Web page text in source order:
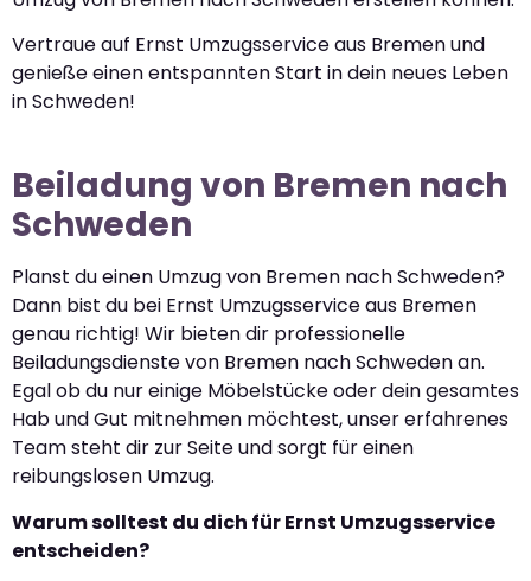
Vertraue auf Ernst Umzugsservice aus Bremen und
genieße einen entspannten Start in dein neues Leben
in Schweden!
Beiladung von Bremen nach
Schweden
Planst du einen Umzug von Bremen nach Schweden?
Dann bist du bei Ernst Umzugsservice aus Bremen
genau richtig! Wir bieten dir professionelle
Beiladungsdienste von Bremen nach Schweden an.
Egal ob du nur einige Möbelstücke oder dein gesamtes
Hab und Gut mitnehmen möchtest, unser erfahrenes
Team steht dir zur Seite und sorgt für einen
reibungslosen Umzug.
Warum solltest du dich für Ernst Umzugsservice
entscheiden?